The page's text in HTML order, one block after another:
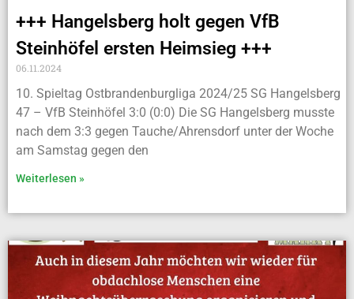
+++ Hangelsberg holt gegen VfB
Steinhöfel ersten Heimsieg +++
06.11.2024
10. Spieltag Ostbrandenburgliga 2024/25 SG Hangelsberg
47 – VfB Steinhöfel 3:0 (0:0) Die SG Hangelsberg musste
nach dem 3:3 gegen Tauche/Ahrensdorf unter der Woche
am Samstag gegen den
Weiterlesen »